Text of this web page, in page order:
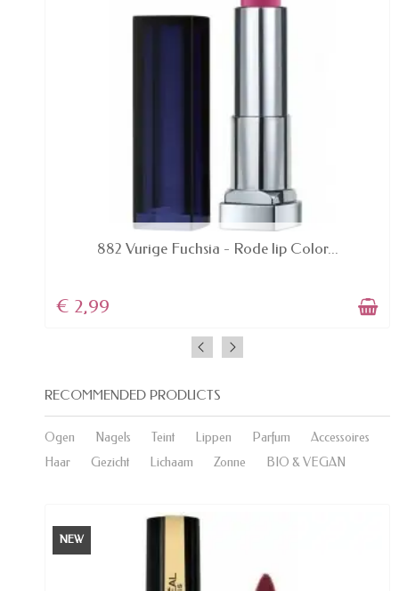
AVAILABLE
882 Vurige Fuchsia - Rode lip Color...
€ 2,99
RECOMMENDED PRODUCTS
Ogen Nagels Teint Lippen Parfum
Accessoires
Haar
Gezicht Lichaam Zonne BIO & VEGAN
NEW